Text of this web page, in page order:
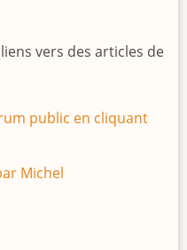
vers des articles de
public en cliquant
Michel